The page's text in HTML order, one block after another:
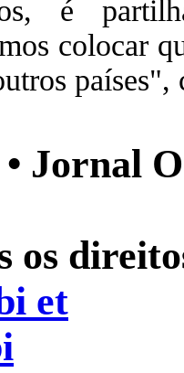
é
colocar
• Jornal
os